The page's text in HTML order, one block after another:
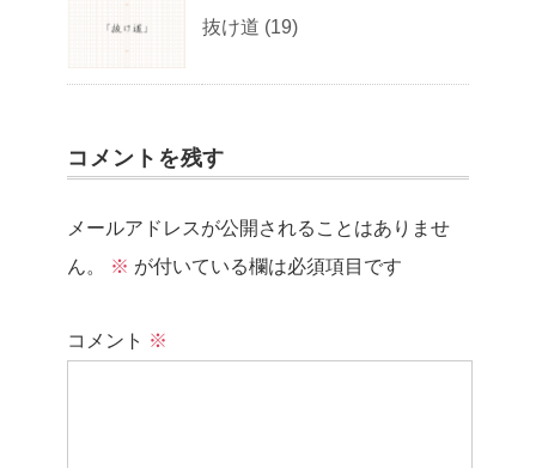
抜け道 (19)
コメントを残す
メールアドレスが公開されることはありませ
ん。
※ が付いている欄は必須項目です
コメント ※